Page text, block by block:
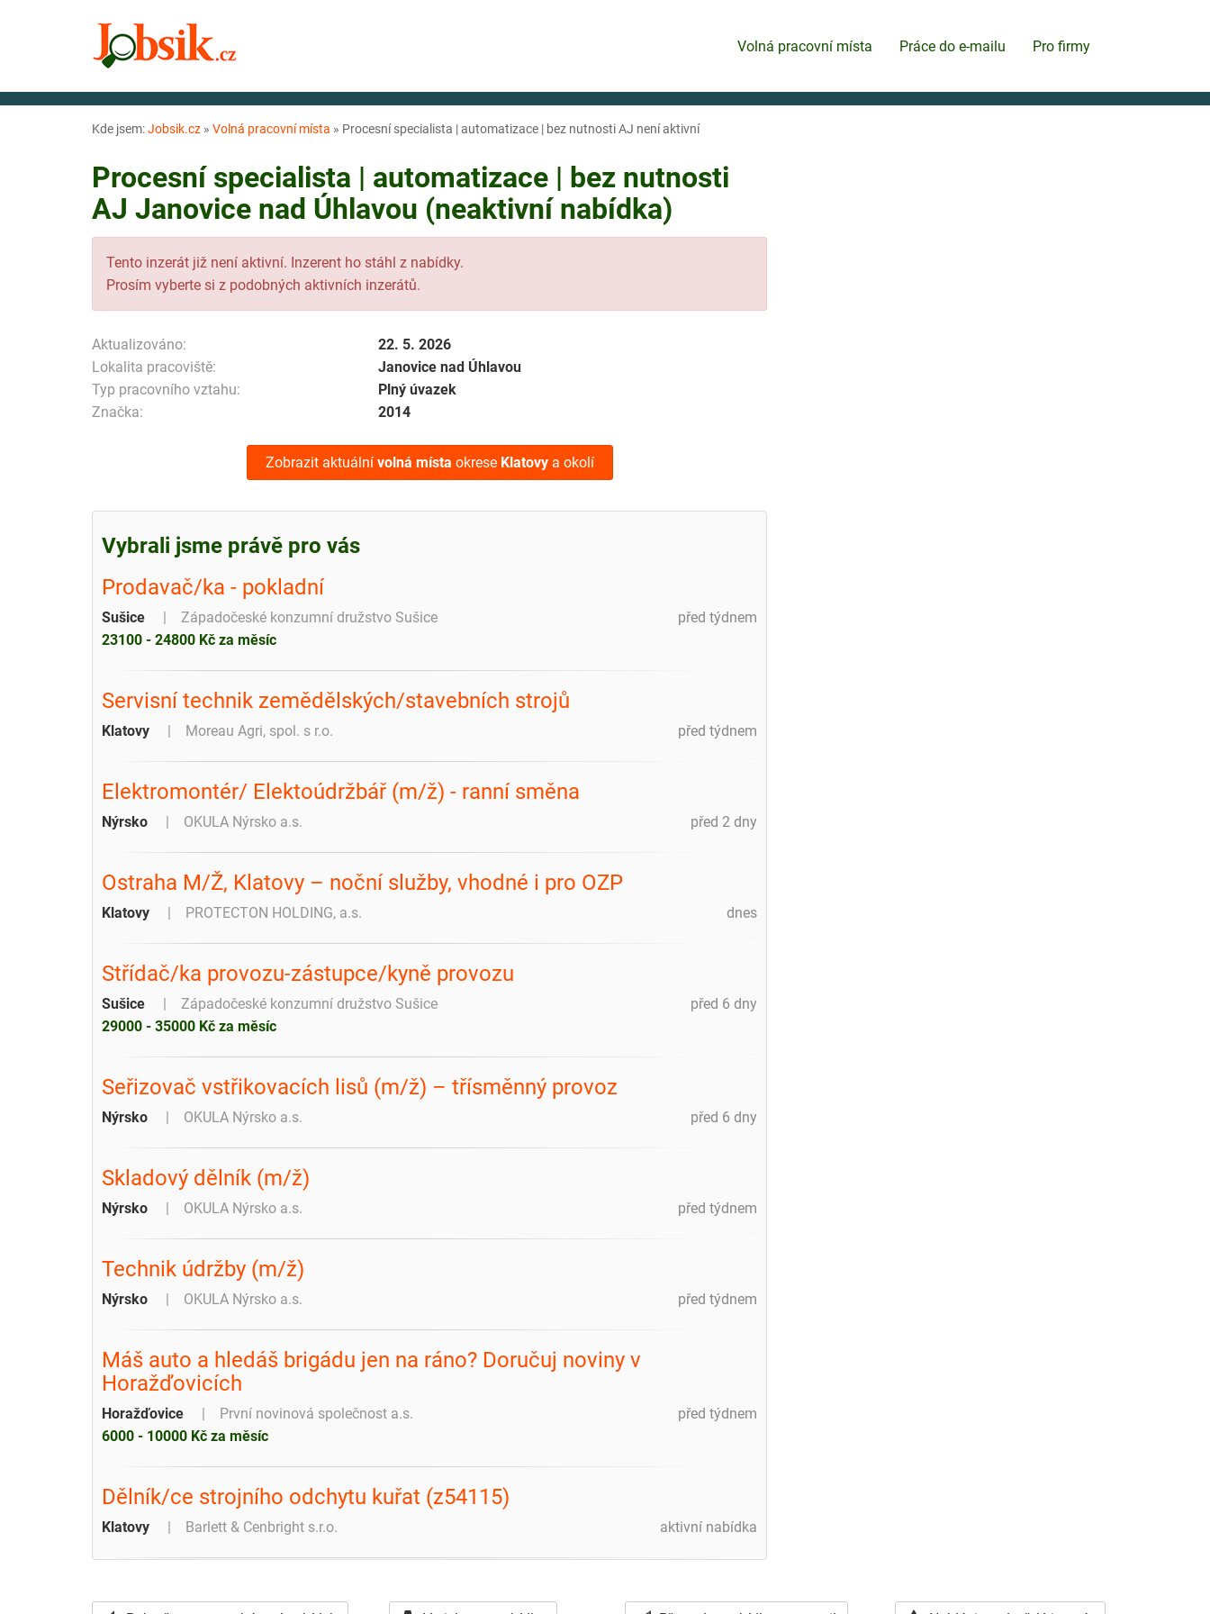
Volná pracovní místa Práce do e-mailu Pro firmy
Kde jsem:Jobsik.cz » Volná pracovní místa » Procesní specialista | automatizace | bez nutnosti AJ není aktivní
Procesní specialista | automatizace | bez nutnosti
AJ Janovice nad Úhlavou (neaktivní nabídka)
Tento inzerát již není aktivní. Inzerent ho stáhl z nabídky.
Prosím vyberte si z podobných aktivních inzerátů.
Aktualizováno:
22. 5. 2026
Lokalita pracoviště:
Janovice nad Úhlavou
Typ pracovního vztahu:
Plný úvazek
Značka:
2014
Zobrazit aktuální volná místa okrese Klatovya okolí
Vybrali jsme právě pro vás
Prodavač/ka - pokladní
před týdnem
Sušice
Západočeské konzumní družstvo Sušice
23100 - 24800 Kč za měsíc
Servisní technik zemědělských/stavebních strojů
před týdnem
Klatovy Moreau Agri, spol. s r.o.
Elektromontér/ Elektoúdržbář (m/ž) - ranní směna
před 2 dny
Nýrsko OKULA Nýrsko a.s.
Ostraha M/Ž, Klatovy – noční služby, vhodné i pro OZP
dnes
Klatovy PROTECTON HOLDING, a.s.
Střídač/ka provozu-zástupce/kyně provozu
před 6 dny
Sušice
Západočeské konzumní družstvo Sušice
29000 - 35000 Kč za měsíc
Seřizovač vstřikovacích lisů (m/ž) – třísměnný provoz
před 6 dny
Nýrsko OKULA Nýrsko a.s.
Skladový dělník (m/ž)
před týdnem
Nýrsko OKULA Nýrsko a.s.
Technik údržby (m/ž)
před týdnem
Nýrsko OKULA Nýrsko a.s.
Máš auto a hledáš brigádu jen na ráno? Doručuj noviny v
Horažďovicích
před týdnem
Horažďovice
První novinová společnost a.s.
6000 - 10000 Kč za měsíc
Dělník/ce strojního odchytu kuřat (z54115)
aktivní nabídka
Klatovy Barlett & Cenbright s.r.o.